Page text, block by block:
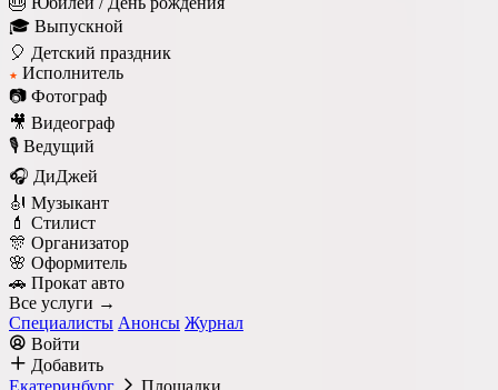
🎓 Выпускной
🎈 Детский праздник
★ Исполнитель
📷 Фотограф
🎥 Видеограф
🎙️ Ведущий
🎧 ДиДжей
🎻 Музыкант
💄 Стилист
🎊 Организатор
🌸 Оформитель
🚗 Прокат авто
Все услуги →
Специалисты Анонсы Журнал
Войти
Добавить
Екатеринбург
Площадки